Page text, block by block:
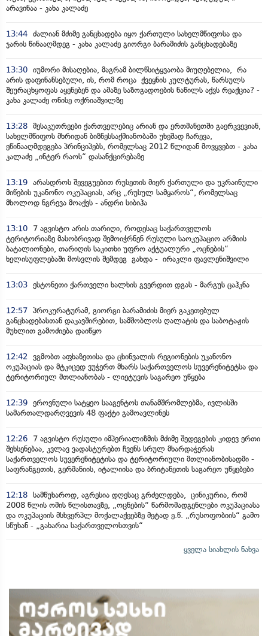
არავინაა - კახა კალაძე
13:44 ძალიან მძიმე განცხადება იყო ქართული სახელმწიფოსა და
ჯარის წინააღმდეგ - კახა კალაძე გიორგი ბარამიძის განცხადებაზე
13:30 იუმორი მისაღებია, მაგრამ ბილწსიტყვაობა მიუღებელია, რა
არის დაფინანსებული, ის, რომ როცა ქვეყნის კულტურას, წარსულს
შეურაცხყოფას აყენებენ და ამაზე საზოგადოების ნაწილს აქვს რეაქცია? -
კახა კალაძე ონისე ოქრიაშვილზე
13:28 მესაკუთრეები ქართველებიც არიან და ერთმანეთში გაერკვევიან,
სახელმწიფოს მხრიდან ბიზნესსაქმიანობაში უხეშად ჩარევა,
ეწინააღმდეგება პრინციპებს, რომელსაც 2012 წლიდან მოვყვებთ - კახა
კალაძე „ინტერ რაოს“ დასანქცირებაზე
13:19 არასდროს შევეგუებით რუსეთის მიერ ქართული და უკრაინული
მიწების უკანონო ოკუპაციას, არც „რუსულ სამყაროს“, რომელსაც
მხოლოდ ნგრევა მოაქვს - ანდრი სიბიჰა
13:10
7 აგვისტო არის თარიღი, როდესაც საქართველოს
ტერიტორიაზე მასობრივად შემოიჭრნენ რუსული საოკუპაციო არმიის
ბატალიონები, თარიღის საკითხი უფრო აქტუალური „ოცნების“
ხელისუფლებაში მოსვლის შემდეგ გახდა - ირაკლი ფავლენიშვილი
13:03 ესტონეთი ქართველი ხალხის გვერდით დგას - მარგუს ცაჰკნა
12:57 პროკურატურამ, გიორგი ბარამიძის მიერ გაკეთებულ
განცხადებასთან დაკავშირებით, სამშობლოს ღალატის და საბოტაჟის
მუხლით გამოძიება დაიწყო
12:42
ვგმობთ აფხაზეთისა და ცხინვალის რეგიონების უკანონო
ოკუპაციას და მტკიცედ ვუჭერთ მხარს საქართველოს სუვერენიტეტსა და
ტერიტორიულ მთლიანობას - ლიეტუვის საგარეო უწყება
12:39 ეროვნული სატყეო სააგენტოს თანამშრომლებმა, ივლისში
სამართალდარღვევის 48 ფაქტი გამოავლინეს
12:26
7 აგვისტო რუსული იმპერიალიზმის მძიმე შედეგების კიდევ ერთი
შეხსენებაა, კვლავ ვადასტურებთ ჩვენს სრულ მხარდაჭერას
საქართველოს სუვერენიტეტისა და ტერიტორიული მთლიანობისადმი -
საფრანგეთის, გერმანიის, იტალიისა და ბრიტანეთის საგარეო უწყებები
12:18 სამწუხაროდ, აგრესია დღესაც გრძელდება, ცინიკურია, რომ
2008 წლის ომის წლისთავზე, „ოცნების“ წარმომადგენლები ოკუპაციასა
და ოკუპაციის მსხვერპლ მოქალაქეებზე მეტად ე.წ. „რუსოფობიის“ გამო
სწუხან - „გახარია საქართველოსთვის“
ყველა სიახლის ნახვა